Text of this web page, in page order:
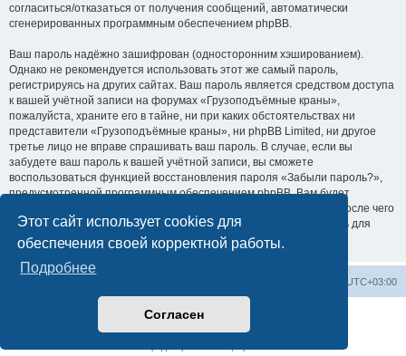
Этот сайт использует cookies для
обеспечения своей корректной работы.
Подробнее
Согласен
согласиться/отказаться от получения сообщений, автоматически
сгенерированных программным обеспечением phpBB.
Ваш пароль надёжно зашифрован (односторонним хэшированием).
Однако не рекомендуется использовать этот же самый пароль,
регистрируясь на других сайтах. Ваш пароль является средством доступа
к вашей учётной записи на форумах «Грузоподъёмные краны»,
пожалуйста, храните его в тайне, ни при каких обстоятельствах ни
представители «Грузоподъёмные краны», ни phpBB Limited, ни другое
третье лицо не вправе спрашивать ваш пароль. В случае, если вы
забудете ваш пароль к вашей учётной записи, вы сможете
воспользоваться функцией восстановления пароля «Забыли пароль?»,
предусмотренной программным обеспечением phpBB. Вам будет
необходимо ввести ваше имя пользователя и ваш адрес email, после чего
программное обеспечение phpBB сгенерирует вам новый пароль для
вашей учётной записи.
UTC+03:00
Создано на основеphpBB® Forum Software © phpBB Limited
Русская поддержка phpBB